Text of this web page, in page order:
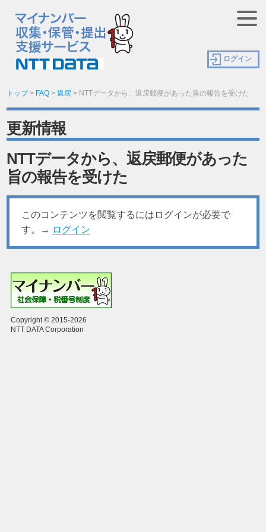
ログイン
トップ> FAQ >返戻 > NTTデータから、返戻郵便があった旨の報告を受けた
更新情報
NTTデータから、返戻郵便があった
旨の報告を受けた
このコンテンツを閲覧するにはログインが必要で
す。→ ログイン
Copyright © 2015-2026
NTT DATA Corporation